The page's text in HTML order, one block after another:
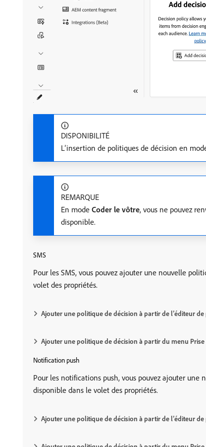
DISPONIBILITÉ
L’insertion de politiques de décision en
REMARQUE
En mode Coder le vôtre, vous ne pouvez
disponible.
SMS
Pour les SMS, vous pouvez ajouter une nouvelle
volet des propriétés.
Ajouter une politique de décision à partir de l’éditeur
Ajouter une politique de décision à partir du menu Prise
Notification push
Pour les notifications push, vous pouvez ajouter une
disponible dans le volet des propriétés.
Ajouter une politique de décision à partir de l’éditeur